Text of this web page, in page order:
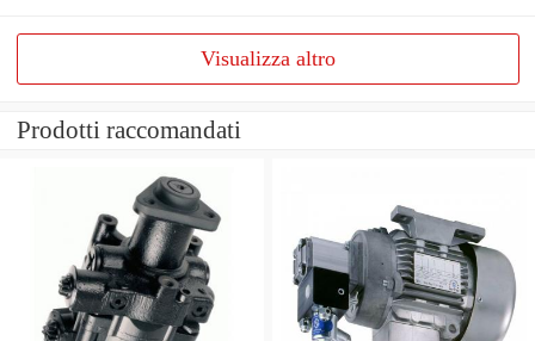
Visualizza altro
Prodotti raccomandati